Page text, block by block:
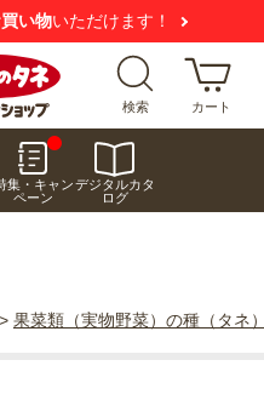
い物いただけます！
検索 カート
集・キャン
ペーン
デジタルカタ
ログ
> 果菜類（実物野菜）の種（タネ